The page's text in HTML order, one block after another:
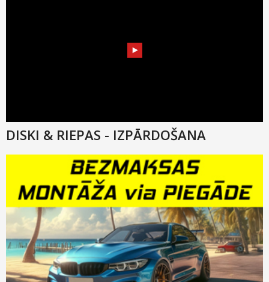
DISKI & RIEPAS - IZPĀRDOŠANA